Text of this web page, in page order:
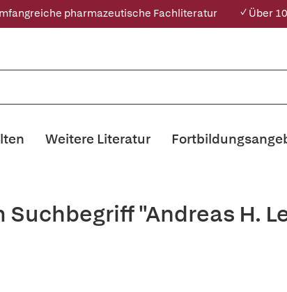
pharmazeutische Fachliteratur ✓ Über
Weitere Literatur
Suchbegriff "Andreas H.